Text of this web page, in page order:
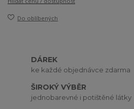
Do oblíbených
DÁREK
ke každé objednávce zdarma
ŠIROKÝ VÝBĚR
jednobarevné i potištěné látky